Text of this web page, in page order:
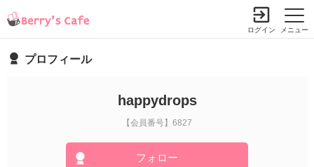
メニュー
ログイン
プロフィール
happydrops
【会員番号】6827
フォロー